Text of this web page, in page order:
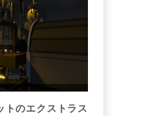
トのエクストラス